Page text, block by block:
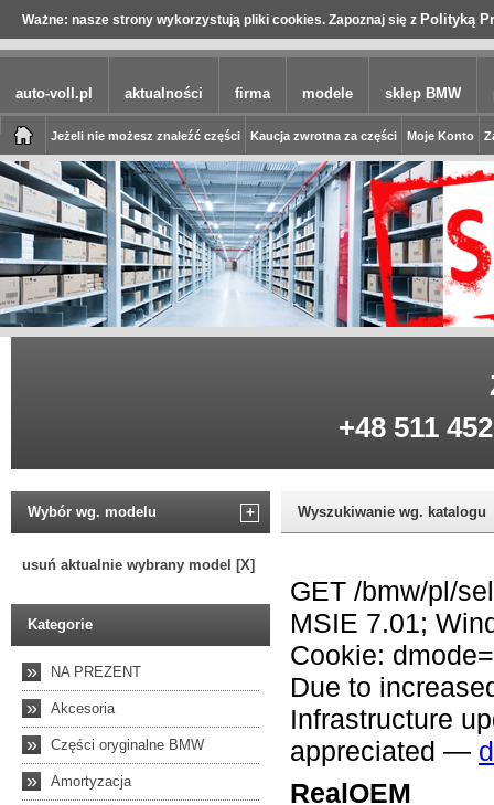
Ważne: nasze strony wykorzystują pliki cookies. Zapoznaj się z Polityką
auto-voll.pl aktualności firma modele sklep BMW
Jeżeli nie możesz znaleźć części Kaucja zwrotna za części Moje Konto
+48 511
Wybór wg. modelu +
usuń aktualnie wybrany model [X]
Kategorie
» NA PREZENT
» Akcesoria
» Części oryginalne BMW
» Amortyzacja
Wyszukiwanie wg. katalogu